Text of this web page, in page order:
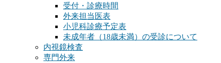
受付・診療時間
外来担当医表
小児科診療予定表
未成年者（18歳未満）の受診について
内視鏡検査
専門外来